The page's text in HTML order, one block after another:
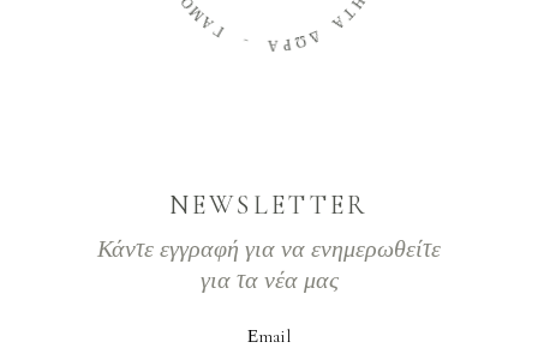
Γ
Α Η
Τ
Α
Δ
Ω
Ρ
NEWSLETTER
Κάντε εγγραφή για να ενημερωθείτε
για τα νέα μας
Εmail